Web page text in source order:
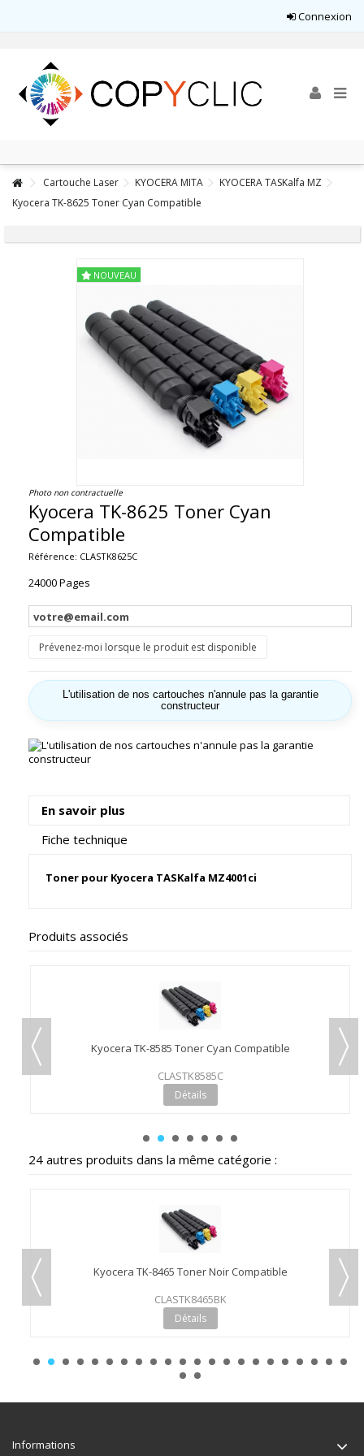
Connexion
Cartouche Laser KYOCERA MITA
KYOCERA TASKalfa MZ
Kyocera TK-8625 Toner Cyan Compatible
NOUVEAU
Photo non contractuelle
Kyocera TK-8625 Toner Cyan
Compatible
Référence: CLASTK8625C
24000 Pages
Prévenez-moi lorsque le produit est disponible
L'utilisation de nos cartouches n'annule pas la garantie
constructeur
En savoir plus
Fiche technique
Toner pour Kyocera TASKalfa MZ4001ci
Produits associés
Kyocera TK-8585 Toner Cyan Compatible
CLASTK8585C
Détails
24 autres produits dans la même catégorie :
Kyocera TK-8465 Toner Noir Compatible
CLASTK8465BK
Détails
Informations